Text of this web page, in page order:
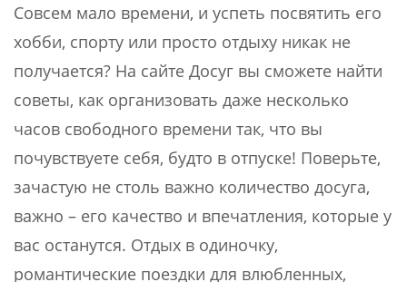
Совсем мало времени, и успеть посвятить его
хобби, спорту или просто отдыху никак не
получается? На сайте Досуг вы сможете найти
советы, как организовать даже несколько
часов свободного времени так, что вы
почувствуете себя, будто в отпуске! Поверьте,
зачастую не столь важно количество досуга,
важно – его качество и впечатления, которые у
вас останутся. Отдых в одиночку,
романтические поездки для влюбленных,